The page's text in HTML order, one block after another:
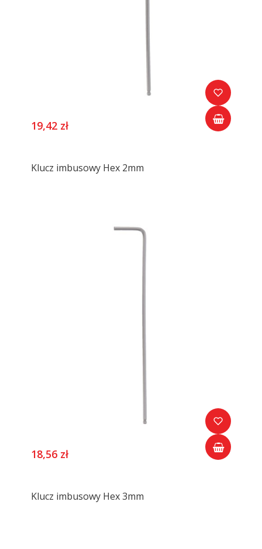
19,42 zł
Klucz imbusowy Hex 2mm
18,56 zł
Klucz imbusowy Hex 3mm